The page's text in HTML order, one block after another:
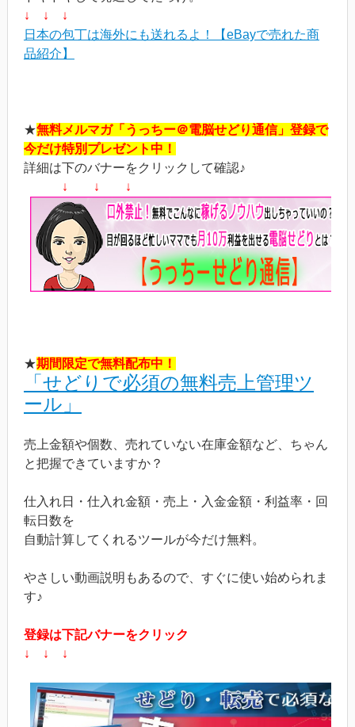
↓ ↓ ↓
日本の包丁は海外にも送れるよ！【eBayで売れた商
品紹介】
★無料メルマガ「うっちー＠電脳せどり通信」登録で
今だけ特別プレゼント中！
詳細は下のバナーをクリックして確認♪
↓ ↓ ↓
★期間限定で無料配布中！
「せどりで必須の無料売上管理ツ
ール」
売上金額や個数、売れていない在庫金額など、ちゃん
と把握できていますか？
仕入れ日・仕入れ金額・売上・入金金額・利益率・回
転日数を
自動計算してくれるツールが今だけ無料。
やさしい動画説明もあるので、すぐに使い始められま
す♪
登録は下記バナーをクリック
↓ ↓ ↓